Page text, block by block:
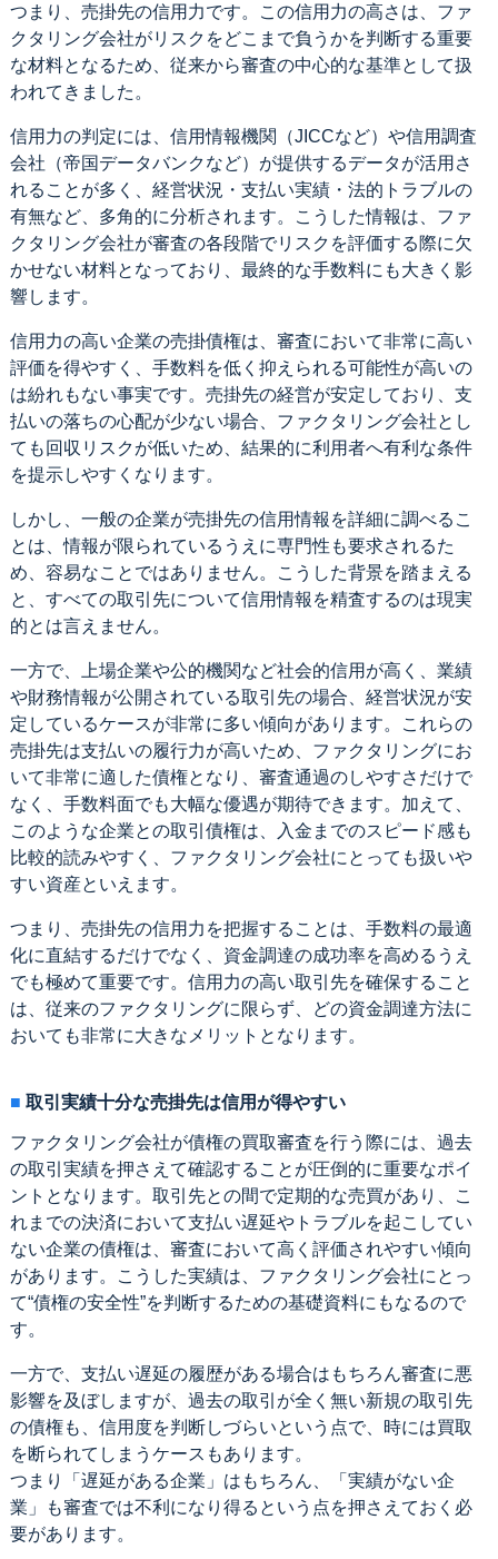
つまり、売掛先の信用力です。この信用力の高さは、ファ
クタリング会社がリスクをどこまで負うかを判断する重要
な材料となるため、従来から審査の中心的な基準として扱
われてきました。
信用力の判定には、信用情報機関（JICCなど）や信用調査
会社（帝国データバンクなど）が提供するデータが活用さ
れることが多く、経営状況・支払い実績・法的トラブルの
有無など、多角的に分析されます。こうした情報は、ファ
クタリング会社が審査の各段階でリスクを評価する際に欠
かせない材料となっており、最終的な手数料にも大きく影
響します。
信用力の高い企業の売掛債権は、審査において非常に高い
評価を得やすく、手数料を低く抑えられる可能性が高いの
は紛れもない事実です。売掛先の経営が安定しており、支
払いの落ちの心配が少ない場合、ファクタリング会社とし
ても回収リスクが低いため、結果的に利用者へ有利な条件
を提示しやすくなります。
しかし、一般の企業が売掛先の信用情報を詳細に調べるこ
とは、情報が限られているうえに専門性も要求されるた
め、容易なことではありません。こうした背景を踏まえる
と、すべての取引先について信用情報を精査するのは現実
的とは言えません。
一方で、上場企業や公的機関など社会的信用が高く、業績
や財務情報が公開されている取引先の場合、経営状況が安
定しているケースが非常に多い傾向があります。これらの
売掛先は支払いの履行力が高いため、ファクタリングにお
いて非常に適した債権となり、審査通過のしやすさだけで
なく、手数料面でも大幅な優遇が期待できます。加えて、
このような企業との取引債権は、入金までのスピード感も
比較的読みやすく、ファクタリング会社にとっても扱いや
すい資産といえます。
つまり、売掛先の信用力を把握することは、手数料の最適
化に直結するだけでなく、資金調達の成功率を高めるうえ
でも極めて重要です。信用力の高い取引先を確保すること
は、従来のファクタリングに限らず、どの資金調達方法に
おいても非常に大きなメリットとなります。
取引実績十分な売掛先は信用が得やすい
ファクタリング会社が債権の買取審査を行う際には、過去
の取引実績を押さえて確認することが圧倒的に重要なポイ
ントとなります。取引先との間で定期的な売買があり、こ
れまでの決済において支払い遅延やトラブルを起こしてい
ない企業の債権は、審査において高く評価されやすい傾向
があります。こうした実績は、ファクタリング会社にとっ
て“債権の安全性”を判断するための基礎資料にもなるので
す。
一方で、支払い遅延の履歴がある場合はもちろん審査に悪
影響を及ぼしますが、過去の取引が全く無い新規の取引先
の債権も、信用度を判断しづらいという点で、時には買取
を断られてしまうケースもあります。
つまり「遅延がある企業」はもちろん、「実績がない企
業」も審査では不利になり得るという点を押さえておく必
要があります。